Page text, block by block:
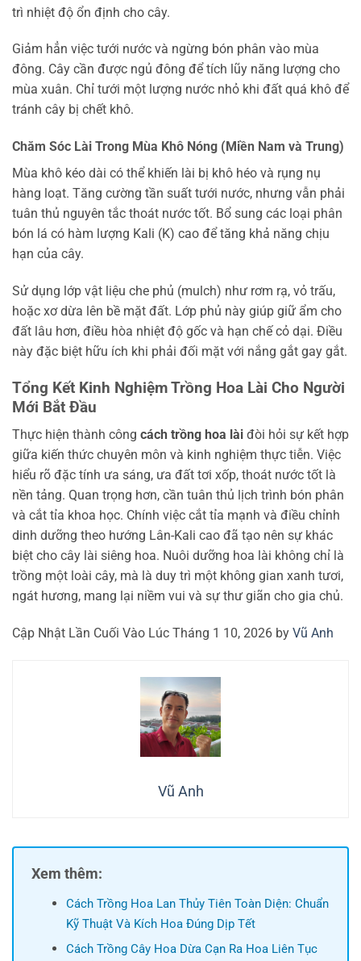
trì nhiệt độ ổn định cho cây.
Giảm hẳn việc tưới nước và ngừng bón phân vào mùa
đông. Cây cần được ngủ đông để tích lũy năng lượng cho
mùa xuân. Chỉ tưới một lượng nước nhỏ khi đất quá khô để
tránh cây bị chết khô.
Chăm Sóc Lài Trong Mùa Khô Nóng (Miền Nam và Trung)
Mùa khô kéo dài có thể khiến lài bị khô héo và rụng nụ
hàng loạt. Tăng cường tần suất tưới nước, nhưng vẫn phải
tuân thủ nguyên tắc thoát nước tốt. Bổ sung các loại phân
bón lá có hàm lượng Kali (K) cao để tăng khả năng chịu
hạn của cây.
Sử dụng lớp vật liệu che phủ (mulch) như rơm rạ, vỏ trấu,
hoặc xơ dừa lên bề mặt đất. Lớp phủ này giúp giữ ẩm cho
đất lâu hơn, điều hòa nhiệt độ gốc và hạn chế cỏ dại. Điều
này đặc biệt hữu ích khi phải đối mặt với nắng gắt gay gắt.
Tổng Kết Kinh Nghiệm Trồng Hoa Lài Cho Người
Mới Bắt Đầu
Thực hiện thành công cách trồng hoa lài đòi hỏi sự kết hợp
giữa kiến thức chuyên môn và kinh nghiệm thực tiễn. Việc
hiểu rõ đặc tính ưa sáng, ưa đất tơi xốp, thoát nước tốt là
nền tảng. Quan trọng hơn, cần tuân thủ lịch trình bón phân
và cắt tỉa khoa học. Chính việc cắt tỉa mạnh và điều chỉnh
dinh dưỡng theo hướng Lân-Kali cao đã tạo nên sự khác
biệt cho cây lài siêng hoa. Nuôi dưỡng hoa lài không chỉ là
trồng một loài cây, mà là duy trì một không gian xanh tươi,
ngát hương, mang lại niềm vui và sự thư giãn cho gia chủ.
Cập Nhật Lần Cuối Vào Lúc Tháng 1 10, 2026 by Vũ Anh
Vũ Anh
Xem thêm:
Cách Trồng Hoa Lan Thủy Tiên Toàn Diện: Chuẩn
Kỹ Thuật Và Kích Hoa Đúng Dịp Tết
Cách Trồng Cây Hoa Dừa Cạn Ra Hoa Liên Tục